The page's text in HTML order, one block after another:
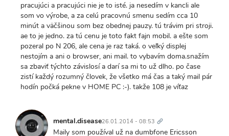
pracujúci a pracujúci nie je to isté. ja nesedím v kancli ale
som vo výrobe, a za celú pracovnú smenu sedím cca 10
minút a väčšinou som bez obednej pauzy. tú trávim pri stroji.
ae to je jedno. za tú cenu je toto fakt fajn mobil. a ešte som
pozeral po N 206, ale cena je raz taká. o veľký displej
nestojím a ani o browser, ani mail. to vybavím doma.snažím
sa zbaviť týchto závislosí a darí sa mi to už dlho. po čase
zistí každý rozumný človek, že všetko má čas a taký mail pár
hodín počká pekne v HOME PC :-). takže 108 je víťaz
mental.disease26.01.2014 - 08:53 odkaz
Maily som používal už na dumbfone Ericsson